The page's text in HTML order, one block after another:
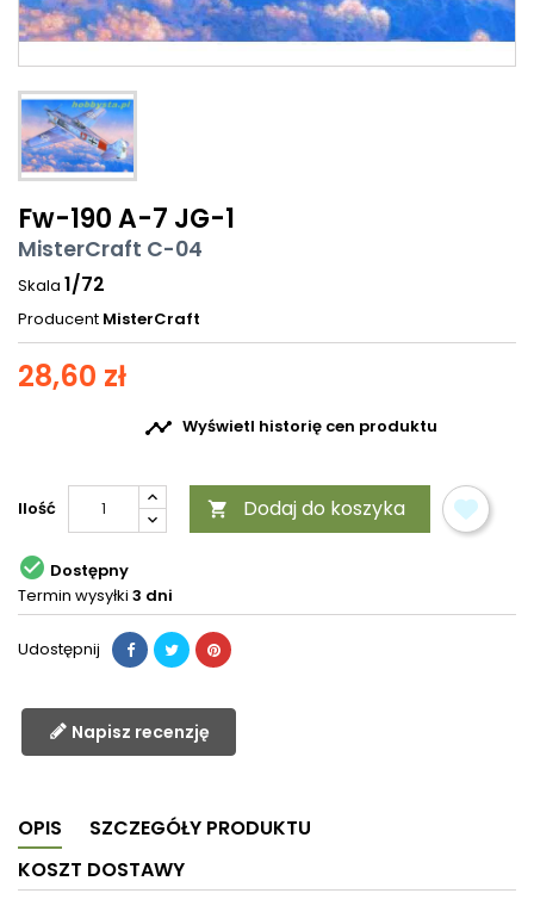
Fw-190 A-7 JG-1
MisterCraft C-04
Skala 1/72
Producent MisterCraft
28,60 zł
 Wyświetl historię cen produktu
Ilość  Dodaj do koszyka
 Dostępny
Termin wysyłki 3 dni
Udostępnij
Napisz recenzję
OPIS
SZCZEGÓŁY PRODUKTU
KOSZT DOSTAWY